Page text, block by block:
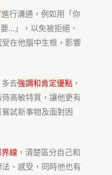
進行溝通，例如用 「 你
… 」 ，以免被拒絕 、
在他腦中生根，影響
多去強調和肯定優點，
高敏特質，讓他更有
試新事物及面對困
線 ，清楚區分自己和
法、感受， 同時他也有